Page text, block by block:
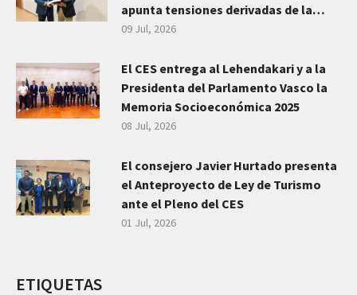
apunta tensiones derivadas de la
incertidumbre geopolítica y emplaza
09 Jul, 2026
El CES entrega al Lehendakari y a la
Presidenta del Parlamento Vasco la
Memoria Socioeconómica 2025
08 Jul, 2026
El consejero Javier Hurtado presenta
el Anteproyecto de Ley de Turismo
ante el Pleno del CES
01 Jul, 2026
ETIQUETAS